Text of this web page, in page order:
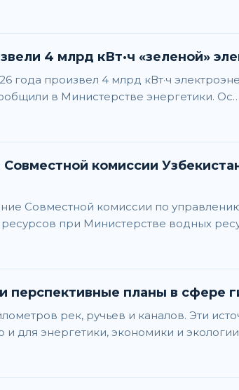
4 млрд кВт·ч «зеленой»
года произвел 4 млрд кВт·ч
в Министерстве энергетики. Ос…
Узбекистана и Кыргызской Республики по
Совместной комиссии по
при Министерстве водных
перспективные планы в сфере
рек, ручьев и каналов. Эти
для энергетики, экономики и